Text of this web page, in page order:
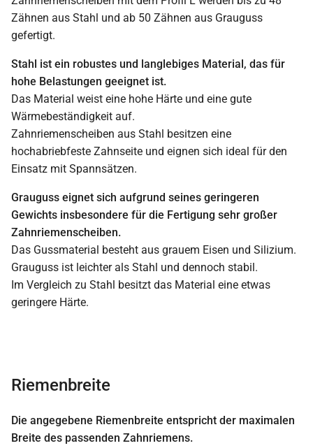
Zähnen aus Stahl und ab 50 Zähnen aus Grauguss
gefertigt.
Stahl ist ein robustes und langlebiges Material, das für
hohe Belastungen geeignet ist.
Das Material weist eine hohe Härte und eine gute
Wärmebeständigkeit auf.
Zahnriemenscheiben aus Stahl besitzen eine
hochabriebfeste Zahnseite und eignen sich ideal für den
Einsatz mit Spannsätzen.
Grauguss eignet sich aufgrund seines geringeren
Gewichts insbesondere für die Fertigung sehr großer
Zahnriemenscheiben.
Das Gussmaterial besteht aus grauem Eisen und Silizium.
Grauguss ist leichter als Stahl und dennoch stabil.
Im Vergleich zu Stahl besitzt das Material eine etwas
geringere Härte.
Riemenbreite
Die angegebene Riemenbreite entspricht der maximalen
Breite des passenden Zahnriemens.